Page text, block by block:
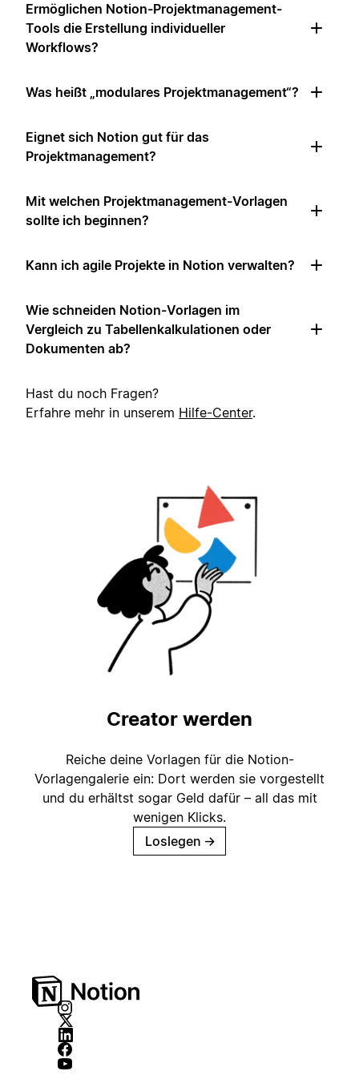
Ermöglichen Notion-Projektmanagement-
Tools die Erstellung individueller
Workflows?
Was heißt „modulares Projektmanagement“?
Eignet sich Notion gut für das
Projektmanagement?
Mit welchen Projektmanagement-Vorlagen
sollte ich beginnen?
Kann ich agile Projekte in Notion verwalten?
Wie schneiden Notion-Vorlagen im
Vergleich zu Tabellenkalkulationen oder
Dokumenten ab?
Hast du noch Fragen?
Erfahre mehr in unserem Hilfe-Center.
Creator werden
Reiche deine Vorlagen für die Notion-
Vorlagengalerie ein: Dort werden sie vorgestellt
und du erhältst sogar Geld dafür – all das mit
wenigen Klicks.
Loslegen →